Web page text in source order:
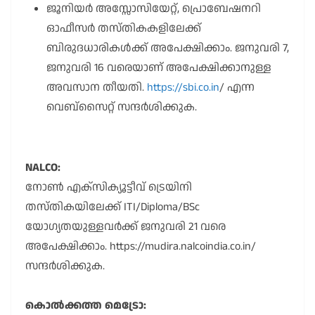
ജൂനിയർ അസ്സോസിയേറ്റ്, പ്രൊബേഷനറി
ഓഫീസർ തസ്തികകളിലേക്ക്
ബിരുദധാരികൾക്ക് അപേക്ഷിക്കാം. ജനുവരി 7,
ജനുവരി 16 വരെയാണ് അപേക്ഷിക്കാനുള്ള
അവസാന തീയതി. https://sbi.co.in/ എന്ന
വെബ്സൈറ്റ് സന്ദർശിക്കുക.
NALCO:
നോൺ എക്സിക്യൂട്ടീവ് ട്രെയിനി
തസ്തികയിലേക്ക് ITI/Diploma/BSc
യോഗ്യതയുള്ളവർക്ക് ജനുവരി 21 വരെ
അപേക്ഷിക്കാം. https://mudira.nalcoindia.co.in/
സന്ദർശിക്കുക.
കൊൽക്കത്ത മെട്രോ: